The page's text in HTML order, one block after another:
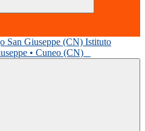
Istituto
• Cuneo (CN)